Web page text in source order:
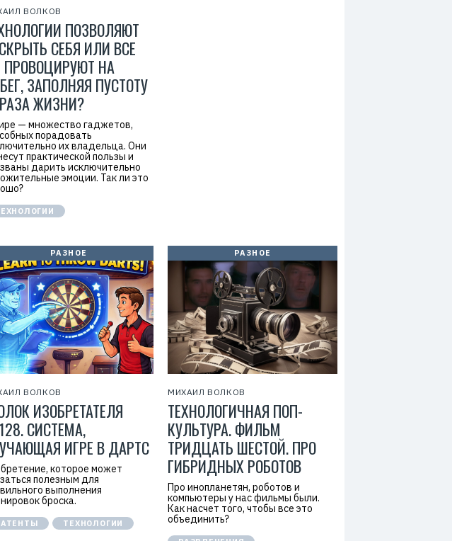
ВОЛКОВ
ПОЗВОЛЯЮТ
СЕБЯ ИЛИ ВСЕ
НА
ЗАПОЛНЯЯ ПУСТОТУ
ЖИЗНИ?
— множество гаджетов,
порадовать
их владельца. Они
практической пользы и
дарить исключительно
эмоции. Так ли это
РАЗНОЕ
ВОЛКОВ
ИЗОБРЕТАТЕЛЯ
СИСТЕМА,
ИГРЕ В ДАРТС
которое может
полезным для
выполнения
броска.
ТЕХНОЛОГИИ
РАЗНОЕ
МИХАИЛ ВОЛКОВ
ТЕХНОЛОГИЧНАЯ ПОП-
КУЛЬТУРА. ФИЛЬМ
ТРИДЦАТЬ ШЕСТОЙ. ПРО
ГИБРИДНЫХ РОБОТОВ
Про инопланетян, роботов и
компьютеры у нас фильмы были.
Как насчет того, чтобы все это
объединить?